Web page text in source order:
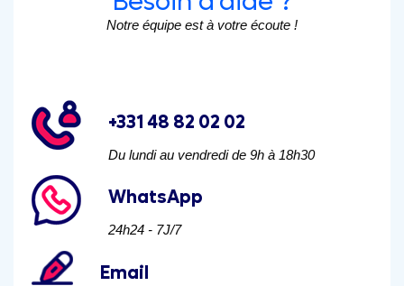
Notre équipe est à votre écoute !
+331 48 82 02 02
Du lundi au vendredi de 9h à 18h30
WhatsApp
24h24 - 7J/7
Email